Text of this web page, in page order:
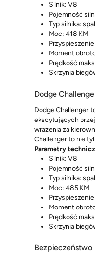
Silnik: V8
Pojemność
Typ silnika:
Moc: 418 KM
Moment
Prędkość
Skrzynia
Dodge
Dodge Challenger
ekscytujących
wrażenia za
Challenger to nie
Parametry
Silnik: V8
Pojemność
Typ silnika:
Moc: 485 KM
Moment
Prędkość
Skrzynia
Bezpieczeństwo